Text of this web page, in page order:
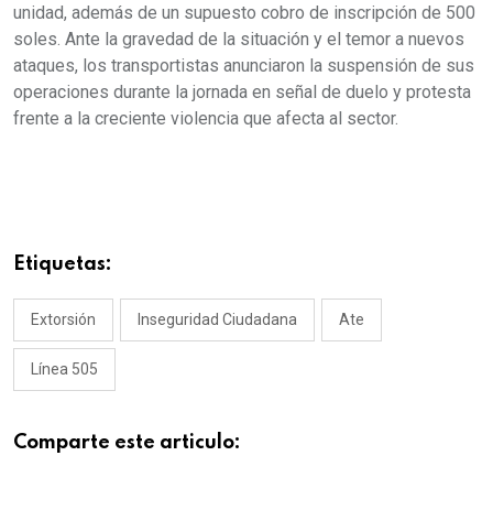
unidad, además de un supuesto cobro de inscripción de 500
soles. Ante la gravedad de la situación y el temor a nuevos
ataques, los transportistas anunciaron la suspensión de sus
operaciones durante la jornada en señal de duelo y protesta
frente a la creciente violencia que afecta al sector.
Etiquetas:
Extorsión Inseguridad Ciudadana Ate
Línea 505
Comparte este articulo: